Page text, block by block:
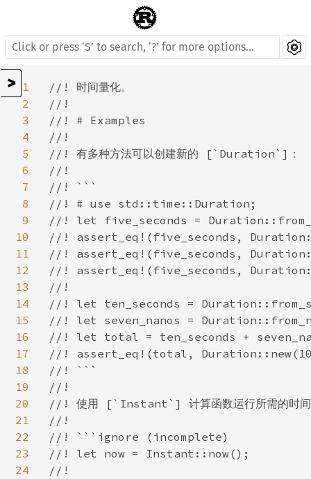
>
1
2
3
4
5
6
7
8
9
10
11
12
13
14
15
16
17
18
19
20
21
22
23
24
//! 时间量化。
//!
//! # Examples
//!
//! 有多种方法可以创建新的 [`Duration`]：
//!
//! ```
//! # use std::time::Duration;
//! let five_seconds =
//! assert_eq!(five_seconds,
//! assert_eq!(five_seconds,
//! assert_eq!(five_seconds,
//!
//! let ten_seconds =
//! let seven_nanos =
//! let total = ten_seconds +
//! assert_eq!(total,
//! ```
//!
//! 使用 [`Instant`] 计算函数运行所需的时间
//!
//! ```ignore (incomplete)
//! let now = Instant::now();
//!